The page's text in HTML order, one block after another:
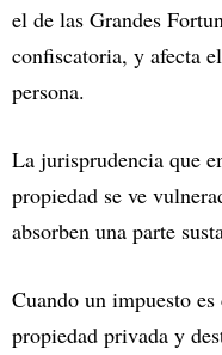
el de las Grandes
confiscatoria, y afecta
persona.
La jurisprudencia que
propiedad se ve
absorben una parte
Cuando un impuesto
propiedad privada y